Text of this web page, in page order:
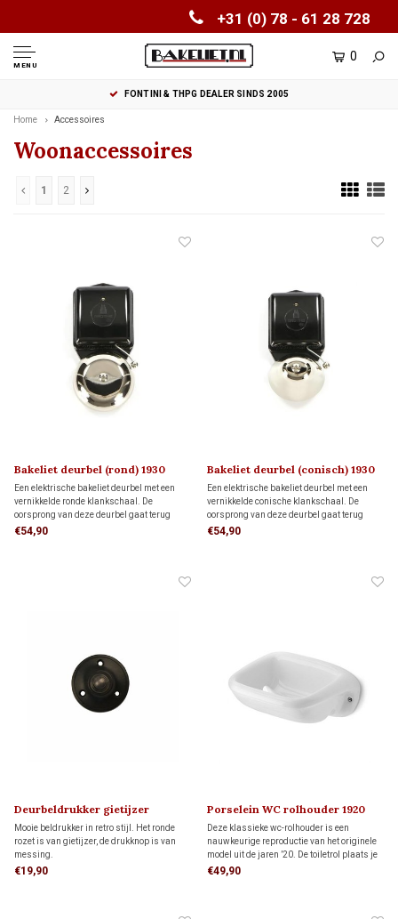
+31 (0) 78 - 61 28 728
MENU
0
FONTINI & THPG DEALER SINDS 2005
Home Accessoires
Woonaccessoires
1 2
Bakeliet deurbel (rond) 1930
Een elektrische bakeliet deurbel met een
vernikkelde ronde klankschaal. De
oorsprong van deze deurbel gaat terug
naar de jaren '30 van de vorige eeuw en is
€54,90
Bakeliet deurbel (conisch) 1930
Een elektrische bakeliet deurbel met een
vernikkelde conische klankschaal. De
oorsprong van deze deurbel gaat terug
naar de jaren '30 van de vorige eeuw en is
€54,90
Deurbeldrukker gietijzer
Mooie beldrukker in retro stijl. Het ronde
rozet is van gietijzer, de drukknop is van
messing.
€19,90
Porselein WC rolhouder 1920
Deze klassieke wc-rolhouder is een
nauwkeurige reproductie van het originele
model uit de jaren ’20. De toiletrol plaats je
in de houder, waarna je het papier via de
€49,90